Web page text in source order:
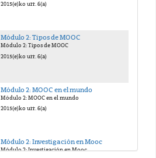
2015(e)ko urr. 6(a)
Módulo 2: Tipos de MOOC
Módulo 2: Tipos de MOOC
2015(e)ko urr. 6(a)
Módulo 2: MOOC en el mundo
Módulo 2: MOOC en el mundo
2015(e)ko urr. 6(a)
Módulo 2: Investigación en Mooc
Módulo 2: Investigación en Mooc